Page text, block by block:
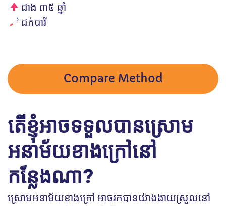
ជាង ៣៥ ឆ្នាំ
ជក់បារី
Compare Method
តើខ្ញុំអាចទទួលបានស្រោម
អនាម័យខាងក្រៅនៅ
កន្លែងណា?
ស្រោមអនាម័យខាងក្រៅ អាចរកបានយ៉ាងងាយស្រួលនៅ